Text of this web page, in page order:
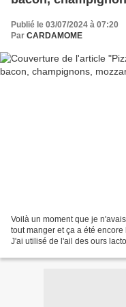
Publié le 03/07/2024 à 07:20
Par CARDAMOME
Voilà un moment que je
tout manger et ça a été
J'ai utilisé de l'ail des ours